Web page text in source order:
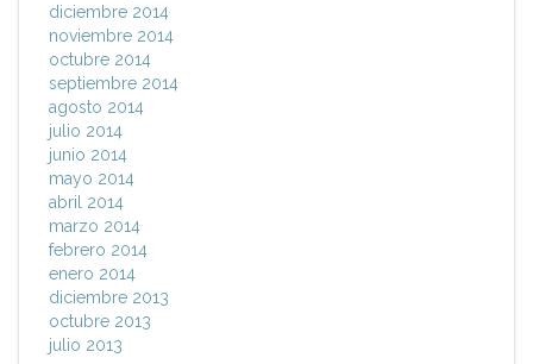
diciembre 2014
noviembre 2014
octubre 2014
septiembre 2014
agosto 2014
julio 2014
junio 2014
mayo 2014
abril 2014
marzo 2014
febrero 2014
enero 2014
diciembre 2013
octubre 2013
julio 2013